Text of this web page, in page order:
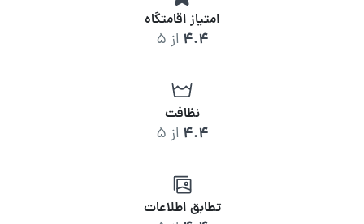
امتیاز اقامتگاه
4.4 از 5
نظافت
4.4 از 5
تطابق اطلاعات